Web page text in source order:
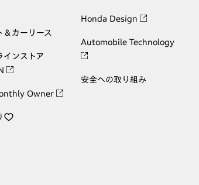
＆カーリース
インストア
Owner
Honda Design
Automobile Technology
安全への取り組み